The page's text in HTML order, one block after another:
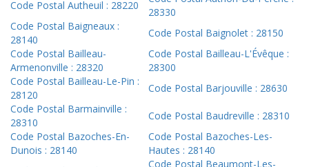
Code Postal Autheuil : 28220
28330
Code Postal Baigneaux :
28140
Code Postal Baignolet : 28150
Code Postal Bailleau-
Armenonville : 28320
Code Postal Bailleau-L'Évêque :
28300
Code Postal Bailleau-Le-Pin :
28120
Code Postal Barjouville : 28630
Code Postal Barmainville :
28310
Code Postal Baudreville : 28310
Code Postal Bazoches-En-
Dunois : 28140
Code Postal Bazoches-Les-
Hautes : 28140
Code Postal Beaumont-Les-